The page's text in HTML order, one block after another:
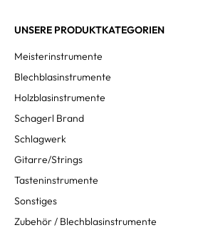
UNSERE PRODUKTKATEGORIEN
Meisterinstrumente
Blechblasinstrumente
Holzblasinstrumente
Schagerl Brand
Schlagwerk
Gitarre/Strings
Tasteninstrumente
Sonstiges
Zubehör / Blechblasinstrumente